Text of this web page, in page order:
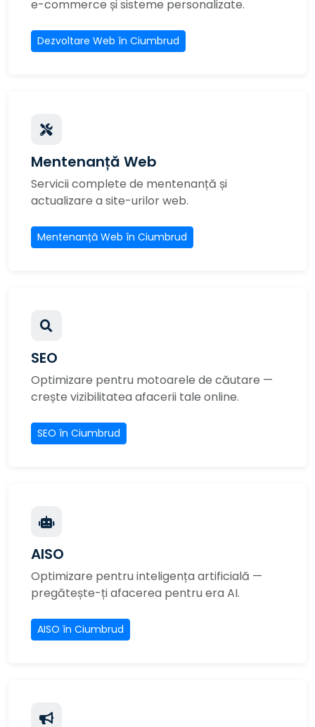
e-commerce și sisteme personalizate.
Dezvoltare Web în Ciumbrud
Mentenanță Web
Servicii complete de mentenanță și
actualizare a site-urilor web.
Mentenanță Web în Ciumbrud
SEO
Optimizare pentru motoarele de căutare —
crește vizibilitatea afacerii tale online.
SEO în Ciumbrud
AISO
Optimizare pentru inteligența artificială —
pregătește-ți afacerea pentru era AI.
AISO în Ciumbrud